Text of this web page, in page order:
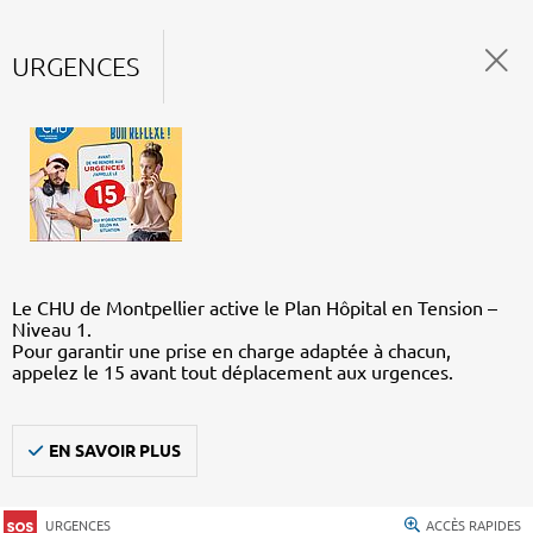
URGENCES
Le CHU de Montpellier active le Plan Hôpital en Tension –
Niveau 1.
Pour garantir une prise en charge adaptée à chacun,
appelez le 15 avant tout déplacement aux urgences.
EN SAVOIR PLUS
URGENCES ACCÈS RAPIDES